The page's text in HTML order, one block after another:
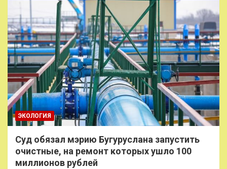
ЭКОЛОГИЯ
Суд обязал мэрию Бугуруслана запустить
очистные, на ремонт которых ушло 100
миллионов рублей